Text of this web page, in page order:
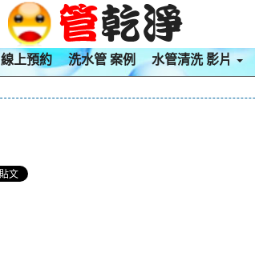
線上預約 洗水管 案例 水管清洗 影片